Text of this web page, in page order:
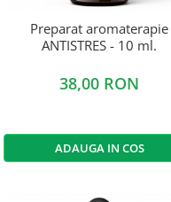
Preparat aromaterapie
ANTISTRES - 10 ml.
38,00 RON
ADAUGA IN COS